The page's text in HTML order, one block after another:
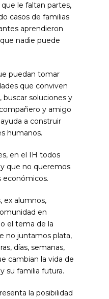
le faltan partes,
casos de familias
aprendieron
nadie puede
puedan tomar
que conviven
buscar soluciones y
y amigo
a construir
humanos.
en el IH todos
que no queremos
económicos.
ex alumnos,
en
el tema de la
no juntamos plata,
días, semanas,
cambian la vida de
su familia futura.
la posibilidad